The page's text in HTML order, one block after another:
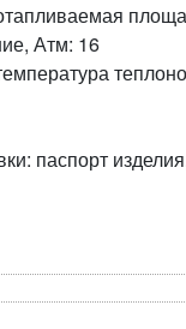
Атм: 16
паспорт